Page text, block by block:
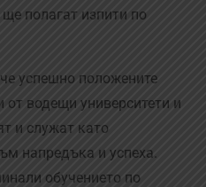
полагат изпити по
успешно положените
от водещи университети и
и служат като
напредъка и успеха.
обучението по